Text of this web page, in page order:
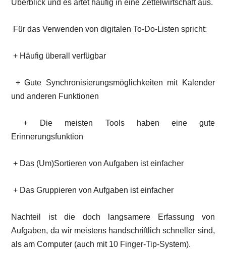
Überblick und es artet häufig in eine Zettelwirtschaft aus.
Für das Verwenden von digitalen To-Do-Listen spricht:
+ Häufig überall verfügbar
+ Gute Synchronisierungsmöglichkeiten mit Kalender
und anderen Funktionen
+ Die meisten Tools haben eine gute
Erinnerungsfunktion
+ Das (Um)Sortieren von Aufgaben ist einfacher
+ Das Gruppieren von Aufgaben ist einfacher
Nachteil ist die doch langsamere Erfassung von
Aufgaben, da wir meistens handschriftlich schneller sind,
als am Computer (auch mit 10 Finger-Tip-System).